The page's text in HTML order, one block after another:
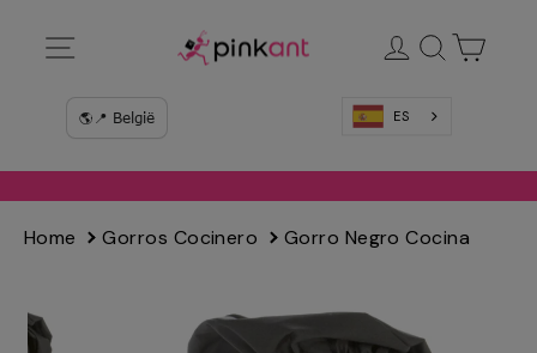
directamente
Ingresar
Buscar
ES
Home Gorros Cocinero Gorro Negro Cocina